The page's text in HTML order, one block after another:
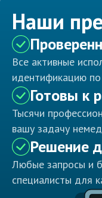
Наши
Все активные
идентификацию
Готовы к
Тысячи
вашу задачу
Решение
Любые запросы и
специалисты для